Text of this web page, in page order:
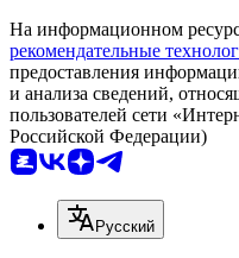
На информационном
рекомендательные
предоставления
и анализа сведений,
пользователей сети
Российской Федерации)
Русский